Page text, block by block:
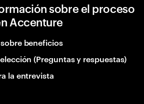
sobre el proceso
Accenture
beneficios
(Preguntas y respuestas)
la entrevista